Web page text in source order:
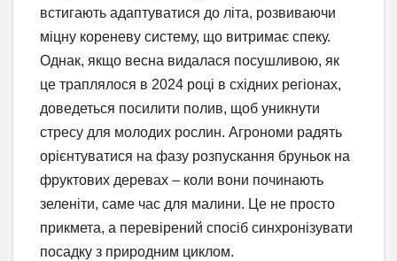
встигають адаптуватися до літа, розвиваючи
міцну кореневу систему, що витримає спеку.
Однак, якщо весна видалася посушливою, як
це траплялося в 2024 році в східних регіонах,
доведеться посилити полив, щоб уникнути
стресу для молодих рослин. Агрономи радять
орієнтуватися на фазу розпускання бруньок на
фруктових деревах – коли вони починають
зеленіти, саме час для малини. Це не просто
прикмета, а перевірений спосіб синхронізувати
посадку з природним циклом.